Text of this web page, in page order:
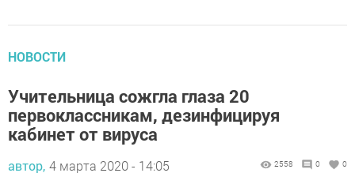
НОВОСТИ
Учительница сожгла глаза 20
первоклассникам, дезинфицируя
кабинет от вируса
автор, 4 марта 2020 - 14:05